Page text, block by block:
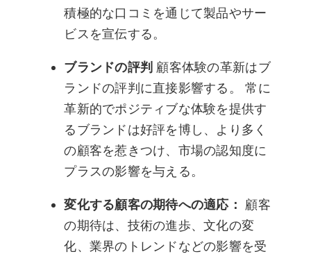
積極的な口コミを通じて製品やサー
ビスを宣伝する。
ブランドの評判 顧客体験の革新はブ
ランドの評判に直接影響する。 常に
革新的でポジティブな体験を提供す
るブランドは好評を博し、より多く
の顧客を惹きつけ、市場の認知度に
プラスの影響を与える。
変化する顧客の期待への適応：
顧客
の期待は、技術の進歩、文化の変
化、業界のトレンドなどの影響を受